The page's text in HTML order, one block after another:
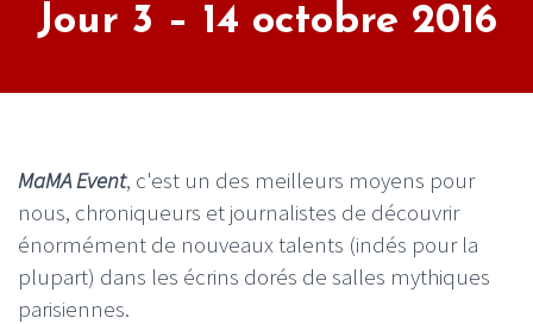
Jour 3 – 14 octobre 2016
MaMA Event, c'est un des meilleurs moyens pour
nous, chroniqueurs et journalistes de découvrir
énormément de nouveaux talents (indés pour la
plupart) dans les écrins dorés de salles mythiques
parisiennes.